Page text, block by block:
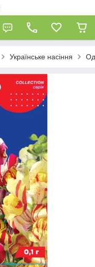
Українське насіння